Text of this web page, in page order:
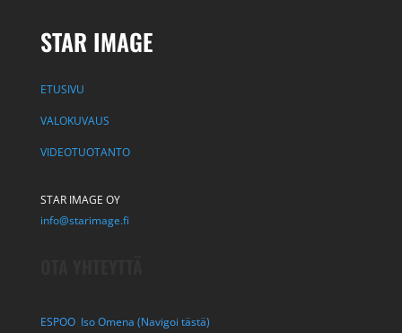
STAR IMAGE
ETUSIVU
VALOKUVAUS
VIDEOTUOTANTO
STAR IMAGE OY
info@starimage.fi
ESPOO Iso Omena (Navigoi tästä)